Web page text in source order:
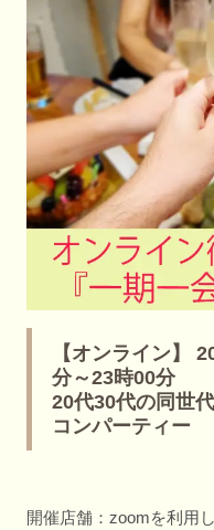
【オンライン】
分～23時00分
20代30代の同世
コンパーティー
開催店舗：zoomを利用